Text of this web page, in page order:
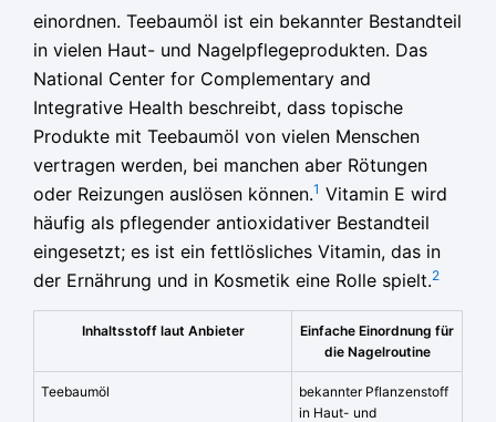
einordnen. Teebaumöl ist ein bekannter Bestandteil
in vielen Haut- und Nagelpflegeprodukten. Das
National Center for Complementary and
Integrative Health beschreibt, dass topische
Produkte mit Teebaumöl von vielen Menschen
vertragen werden, bei manchen aber Rötungen
oder Reizungen auslösen können.1 Vitamin E wird
häufig als pflegender antioxidativer Bestandteil
eingesetzt; es ist ein fettlösliches Vitamin, das in
der Ernährung und in Kosmetik eine Rolle spielt.2
Inhaltsstoff laut Anbieter
Einfache Einordnung für
die Nagelroutine
Teebaumöl
bekannter Pflanzenstoff
in Haut- und